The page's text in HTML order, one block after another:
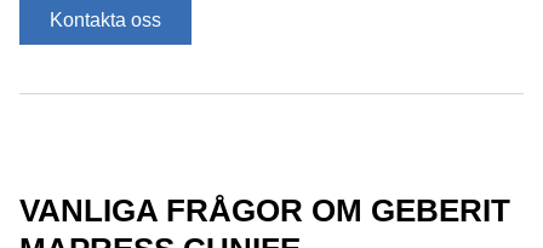
Kontakta oss
VANLIGA FRÅGOR OM GEBERIT